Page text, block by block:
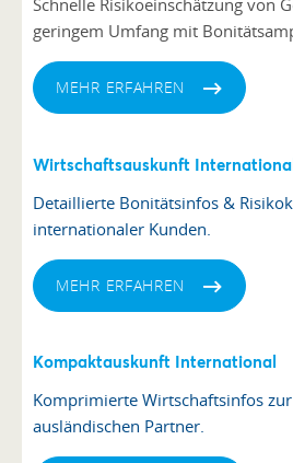
geringem Umfang mit
MEHR ERFAHREN
Wirtschaftsauskunft
Detaillierte Bonitätsinfos &
internationaler Kunden.
MEHR ERFAHREN
Kompaktauskunft International
Komprimierte Wirtschaftsinfos
ausländischen Partner.